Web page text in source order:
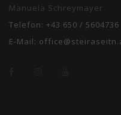
Manuela Schreymayer
Telefon: +43 650 / 5604736
E-Mail: